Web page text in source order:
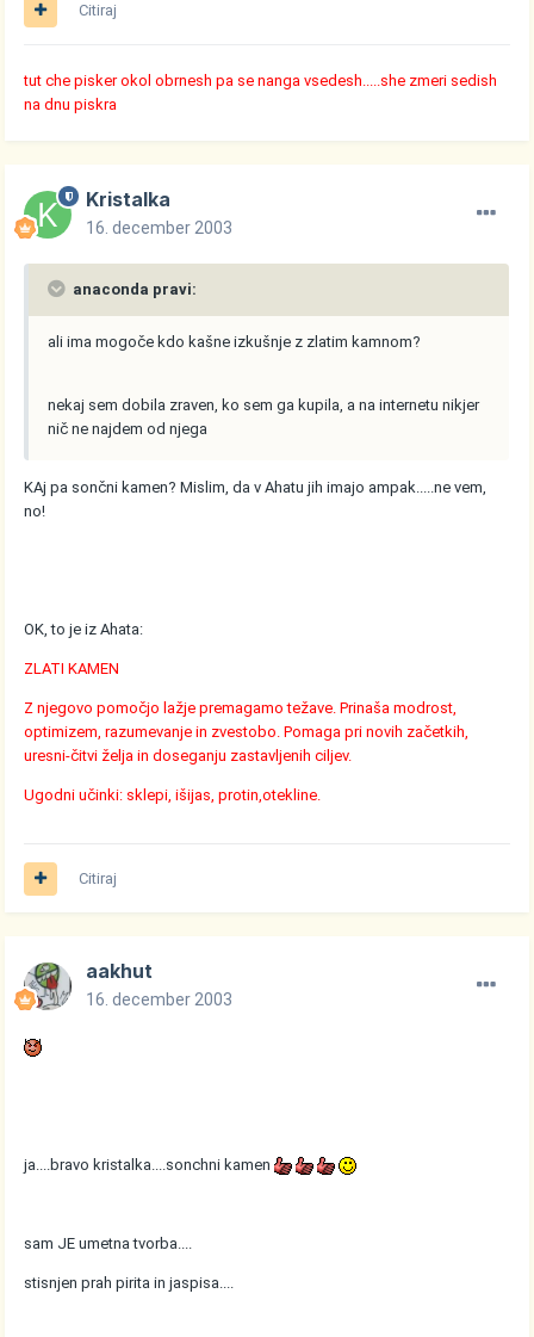
Citiraj
tut che pisker okol obrnesh pa se nanga vsedesh.....she zmeri sedish
na dnu piskra
Kristalka
16. december 2003
anaconda pravi:
ali ima mogoče kdo kašne izkušnje z zlatim kamnom?
nekaj sem dobila zraven, ko sem ga kupila, a na internetu nikjer
nič ne najdem od njega
KAj pa sončni kamen? Mislim, da v Ahatu jih imajo ampak.....ne vem,
no!
OK, to je iz Ahata:
ZLATI KAMEN
Z njegovo pomočjo lažje premagamo težave. Prinaša modrost,
optimizem, razumevanje in zvestobo. Pomaga pri novih začetkih,
uresni-čitvi želja in doseganju zastavljenih ciljev.
Ugodni učinki: sklepi, išijas, protin,otekline.
Citiraj
aakhut
16. december 2003
ja....bravo kristalka....sonchni kamen
sam JE umetna tvorba....
stisnjen prah pirita in jaspisa....